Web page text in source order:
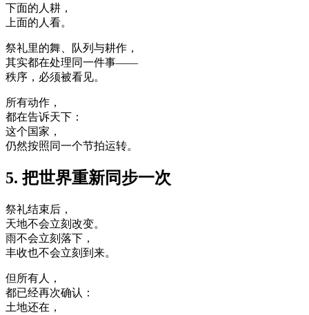
下面的人耕，
上面的人看。
祭礼里的舞、队列与耕作，
其实都在处理同一件事——
秩序，必须被看见。
所有动作，
都在告诉天下：
这个国家，
仍然按照同一个节拍运转。
5. 把世界重新同步一次
祭礼结束后，
天地不会立刻改变。
雨不会立刻落下，
丰收也不会立刻到来。
但所有人，
都已经再次确认：
土地还在，